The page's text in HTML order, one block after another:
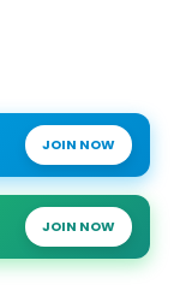
JOIN NOW
JOIN NOW